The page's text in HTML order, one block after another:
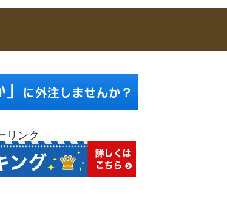
リンク